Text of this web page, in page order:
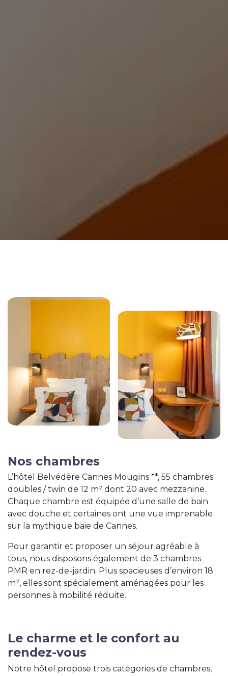
Nos chambres
L’hôtel Belvédère Cannes Mougins **, 55 chambres
doubles / twin de 12 m² dont 20 avec mezzanine.
Chaque chambre est équipée d’une salle de bain
avec douche et certaines ont une vue imprenable
sur la mythique baie de Cannes.
Pour garantir et proposer un séjour agréable à
tous, nous disposons également de 3 chambres
PMR en rez-de-jardin. Plus spacieuses d’environ 18
m², elles sont spécialement aménagées pour les
personnes à mobilité réduite.
Le charme et le confort au
rendez-vous
Notre hôtel propose trois catégories de chambres,